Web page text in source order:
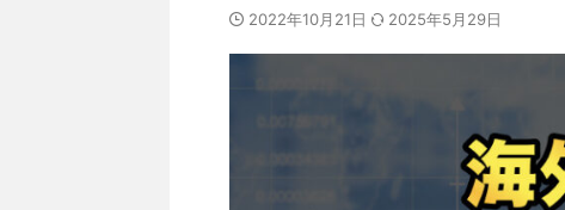
2022年10月21日 2025年5月29日